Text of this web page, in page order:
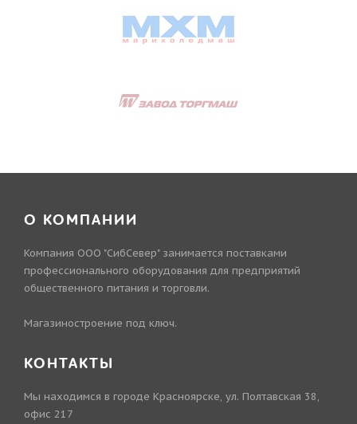
О КОМПАНИИ
Компания ООО "СибСевер" занимается поставками
профессионального оборудования для предприятий
общественного питания и торговли.
Магазиностроение под ключ.
КОНТАКТЫ
Мы находимся в городе Красноярске, ул. Полтавская 38,
офис 217